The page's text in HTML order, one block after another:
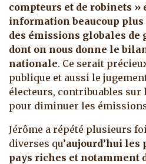
compteurs et de robinets »
information beaucoup plus
des émissions globales de
dont on nous donne le
nationale. Ce serait
publique et aussi le
électeurs, contribuables sur
pour diminuer les
Jérôme a répété plusieurs
diverses qu’aujourd’hui les
pays riches et notamment